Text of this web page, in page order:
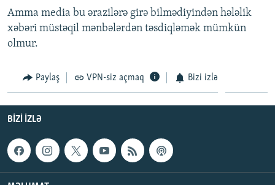
BIZIMLƏ ƏLAQƏ
XƏBƏR BÜLLETENLƏRIMIZ
Amma media bu ərazilərə girə bilmədiyindən hələlik
xəbəri müstəqil mənbələrdən təsdiqləmək mümkün
olmur.
Paylaş VPN-siz açmaq Bizi izlə
BIZI IZLƏ